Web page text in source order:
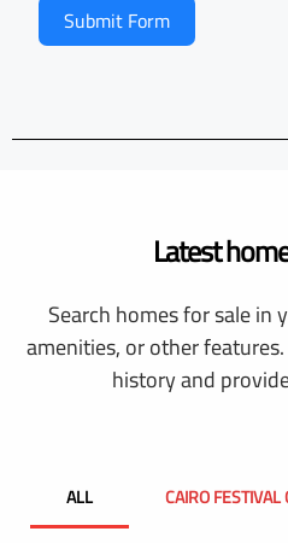
Submit Form
Latest
Search homes for sale in
amenities, or other
history and
ALL CAIRO FESTIVAL